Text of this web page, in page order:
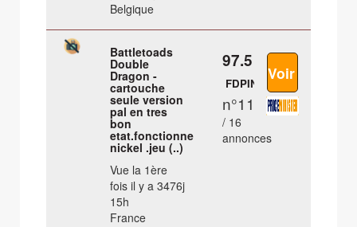
Belgique
Battletoads
Double
Dragon -
cartouche
seule version
pal en tres
bon
etat.fonctionne
nickel .jeu (..)
Vue la 1ère
fois il y a 3476j
15h
France
97.5 €
FDPIN
n°11
/ 16
annonces